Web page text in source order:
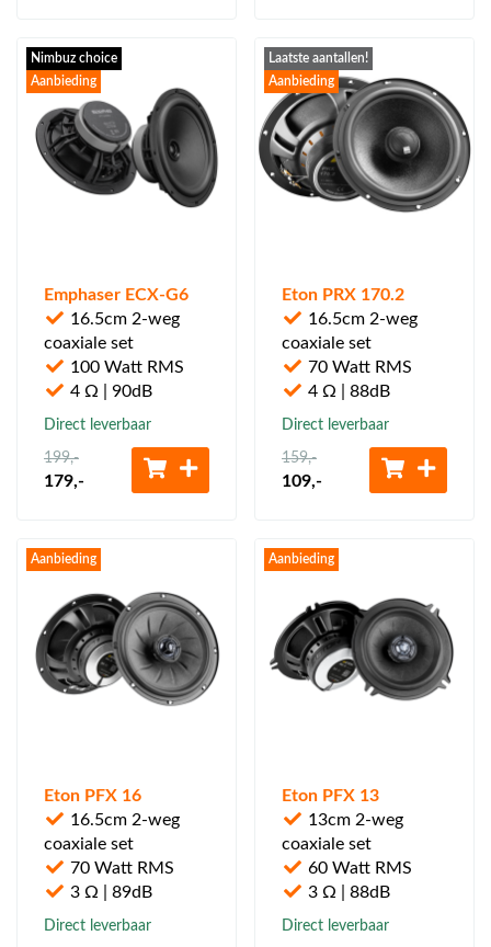
Nimbuz choice
Aanbieding
Emphaser ECX-G6
16.5cm 2-weg
coaxiale set
100 Watt RMS
4 Ω | 90dB
Direct leverbaar
199,-
179,-
Laatste aantallen!
Aanbieding
Eton PRX 170.2
16.5cm 2-weg
coaxiale set
70 Watt RMS
4 Ω | 88dB
Direct leverbaar
159,-
109,-
Aanbieding
Eton PFX 16
16.5cm 2-weg
coaxiale set
70 Watt RMS
3 Ω | 89dB
Direct leverbaar
Aanbieding
Eton PFX 13
13cm 2-weg
coaxiale set
60 Watt RMS
3 Ω | 88dB
Direct leverbaar